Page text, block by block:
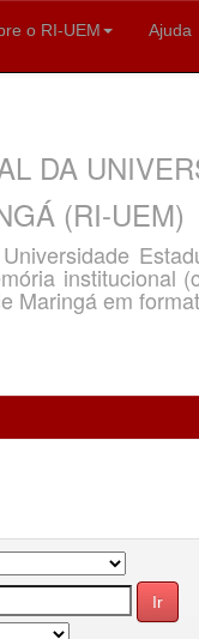
o RI-UEM Ajuda
DA
(RI-UEM)
institucional
Maringá em